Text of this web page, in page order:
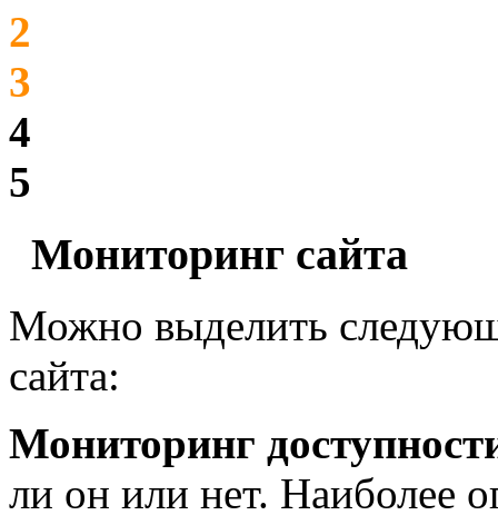
2
3
4
5
Мониторинг сайта
Можно выделить
сайта:
Мониторинг
ли он или нет. Наиболее